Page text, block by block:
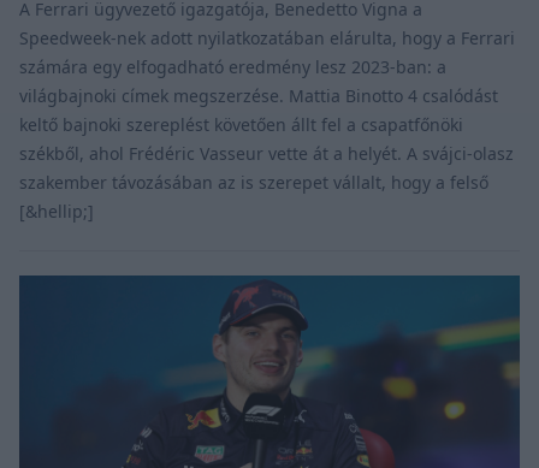
A Ferrari ügyvezető igazgatója, Benedetto Vigna a
Speedweek-nek adott nyilatkozatában elárulta, hogy a Ferrari
számára egy elfogadható eredmény lesz 2023-ban: a
világbajnoki címek megszerzése. Mattia Binotto 4 csalódást
keltő bajnoki szereplést követően állt fel a csapatfőnöki
székből, ahol Frédéric Vasseur vette át a helyét. A svájci-olasz
szakember távozásában az is szerepet vállalt, hogy a felső
[&hellip;]